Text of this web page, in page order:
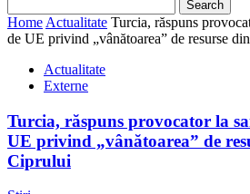
Home Actualitate Turcia, răspuns
de UE privind „vânătoarea” de resurse
Actualitate
Externe
Turcia, răspuns provocator la
UE privind „vânătoarea” de
Ciprului